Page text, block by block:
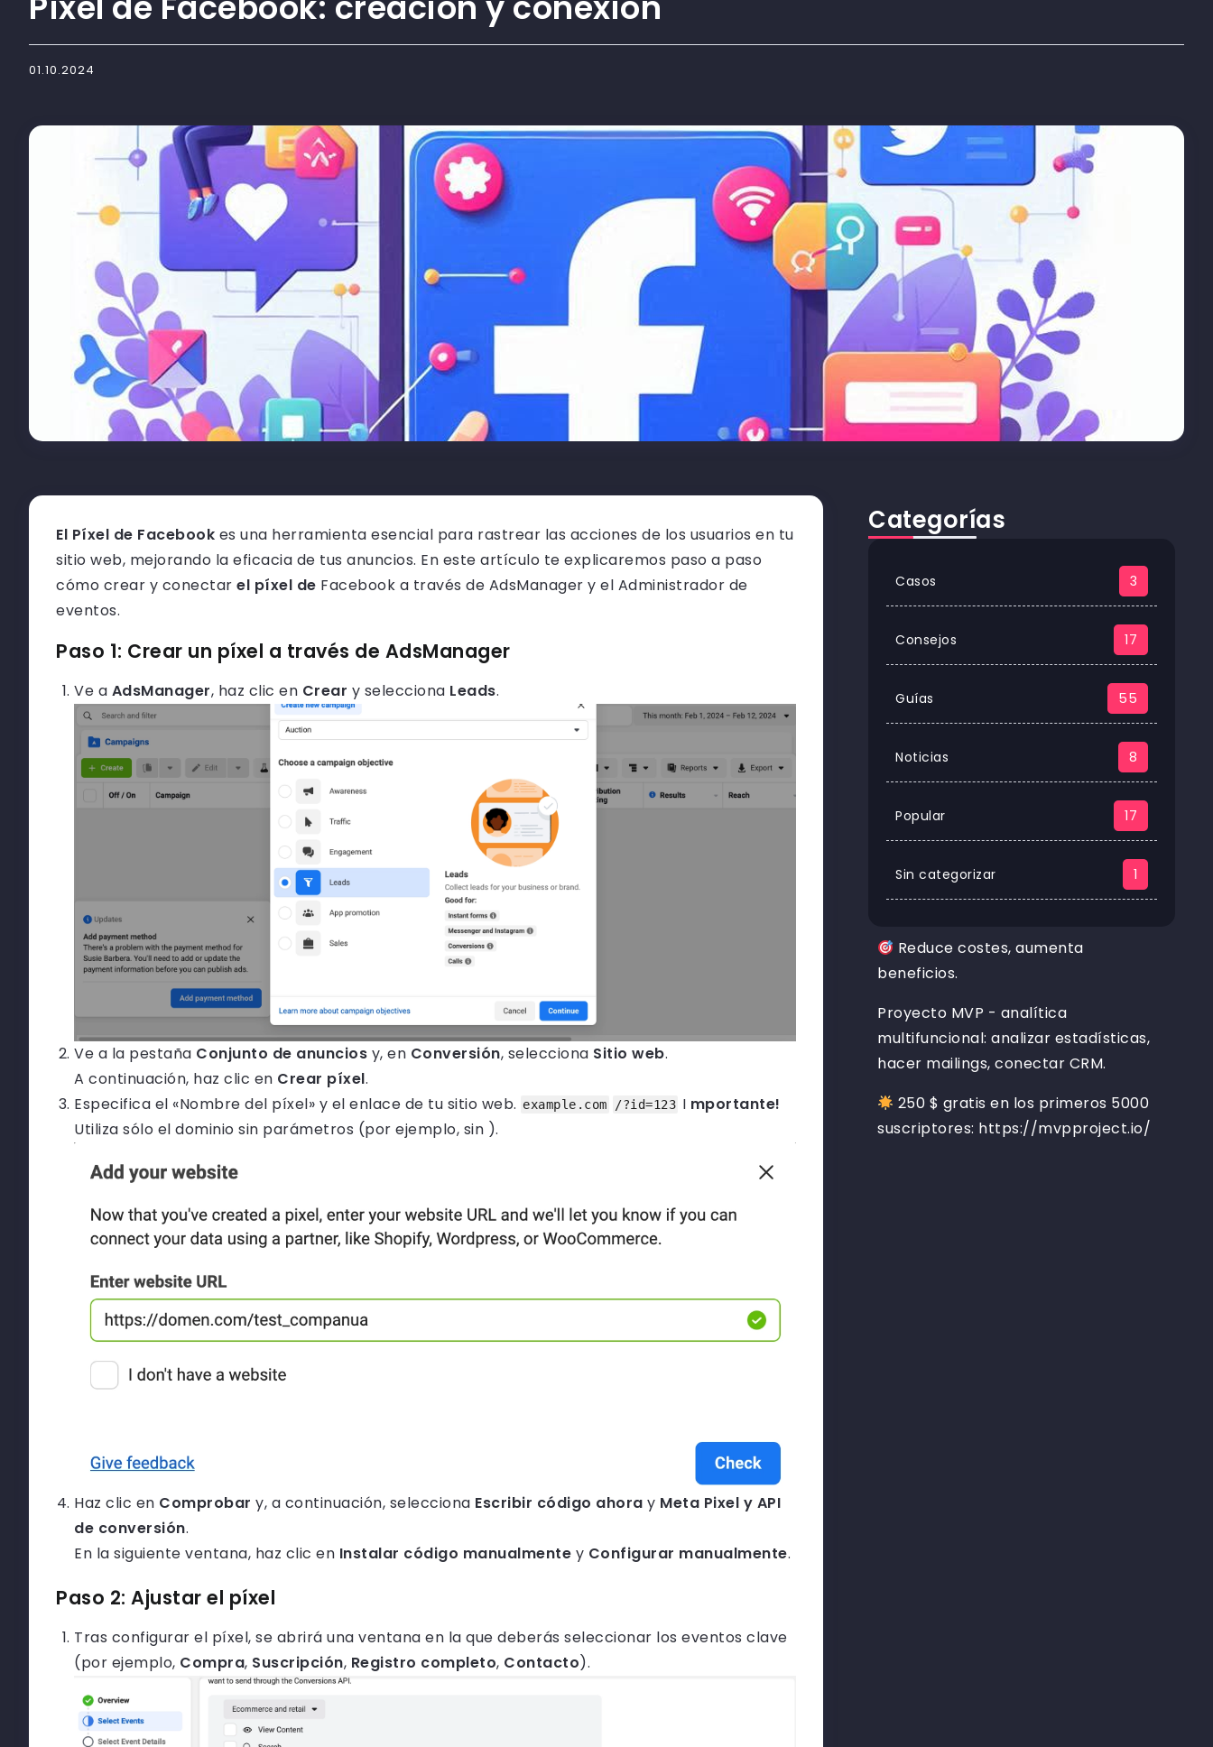
01.10.2024
El Píxel de Facebook es una herramienta esencial para rastrear las acciones de los usuarios en tu
sitio web, mejorando la eficacia de tus anuncios. En este artículo te explicaremos paso a paso
cómo crear y conectar el píxel de Facebook a través de AdsManager y el Administrador de
eventos.
Paso 1: Crear un píxel a través de AdsManager
Ve a AdsManager, haz clic en Crear y selecciona Leads.
Ve a la pestaña Conjunto de anuncios y, en Conversión, selecciona Sitio web.
A continuación, haz clic en Crear píxel.
Especifica el «Nombre del píxel» y el enlace de tu sitio web. example.com /?id=123 I mportante!
Utiliza sólo el dominio sin parámetros (por ejemplo, sin ).
Haz clic en Comprobar y, a continuación, selecciona Escribir código ahora y Meta Pixel y API
de conversión.
En la siguiente ventana, haz clic en Instalar código manualmente y Configurar manualmente.
Paso 2: Ajustar el píxel
Tras configurar el píxel, se abrirá una ventana en la que deberás seleccionar los eventos clave
(por ejemplo, Compra, Suscripción, Registro completo, Contacto).
Categorías
Casos 3
Consejos 17
Guías 55
Noticias 8
Popular 17
Sin categorizar 1
Reduce costes, aumenta
beneficios.
Proyecto MVP - analítica
multifuncional: analizar estadísticas,
hacer mailings, conectar CRM.
250 $ gratis en los primeros 5000
suscriptores: https://mvpproject.io/